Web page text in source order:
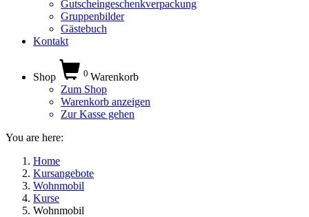
Gutscheingeschenkverpackung
Gruppenbilder
Gästebuch
Kontakt
Shop 0 Warenkorb
Zum Shop
Warenkorb anzeigen
Zur Kasse gehen
You are here:
Home
Kursangebote
Wohnmobil
Kurse
Wohnmobil